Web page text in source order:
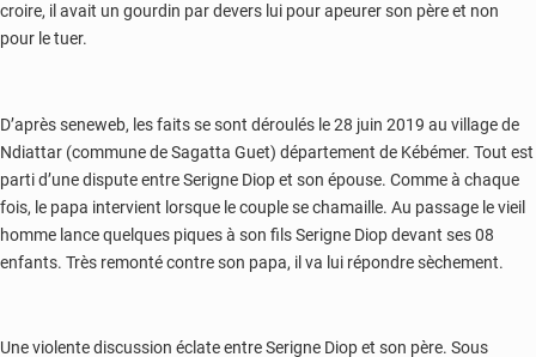
croire, il avait un gourdin par devers lui pour apeurer son père et non
pour le tuer.
D’après seneweb, les faits se sont déroulés le 28 juin 2019 au village de
Ndiattar (commune de Sagatta Guet) département de Kébémer. Tout est
parti d’une dispute entre Serigne Diop et son épouse. Comme à chaque
fois, le papa intervient lorsque le couple se chamaille. Au passage le vieil
homme lance quelques piques à son fils Serigne Diop devant ses 08
enfants. Très remonté contre son papa, il va lui répondre sèchement.
Une violente discussion éclate entre Serigne Diop et son père. Sous